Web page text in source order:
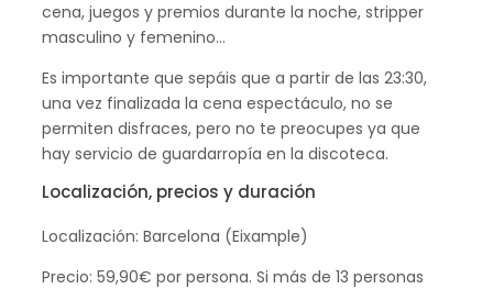
cena, juegos y premios durante la noche, stripper
masculino y femenino…
Es importante que sepáis que a partir de las 23:30,
una vez finalizada la cena espectáculo, no se
permiten disfraces, pero no te preocupes ya que
hay servicio de guardarropía en la discoteca.
Localización, precios y duración
Localización: Barcelona (Eixample)
Precio: 59,90€ por persona. Si más de 13 personas